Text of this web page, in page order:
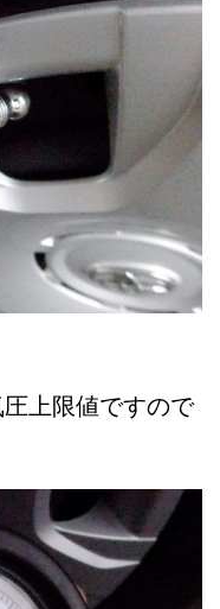
上限値ですので